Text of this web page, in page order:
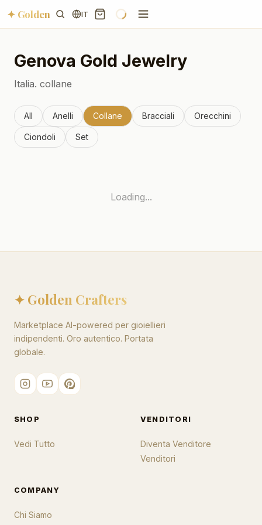
✦ Golden IT
Genova Gold Jewelry
Italia. collane
All Anelli Collane Bracciali Orecchini
Ciondoli Set
Loading...
✦ Golden Crafters
Marketplace AI-powered per gioiellieri
indipendenti. Oro autentico. Portata
globale.
SHOP
Vedi Tutto
VENDITORI
Diventa Venditore
Venditori
COMPANY
Chi Siamo